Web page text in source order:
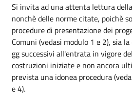
Si invita ad una attenta lettura
nonchè delle norme citate, poichè
procedure di presentazione dei
Comuni (vedasi modulo 1 e 2), sia
gg successivi all'entrata in vigore
costruzioni iniziate e non ancora
prevista una idonea procedura
e 4).